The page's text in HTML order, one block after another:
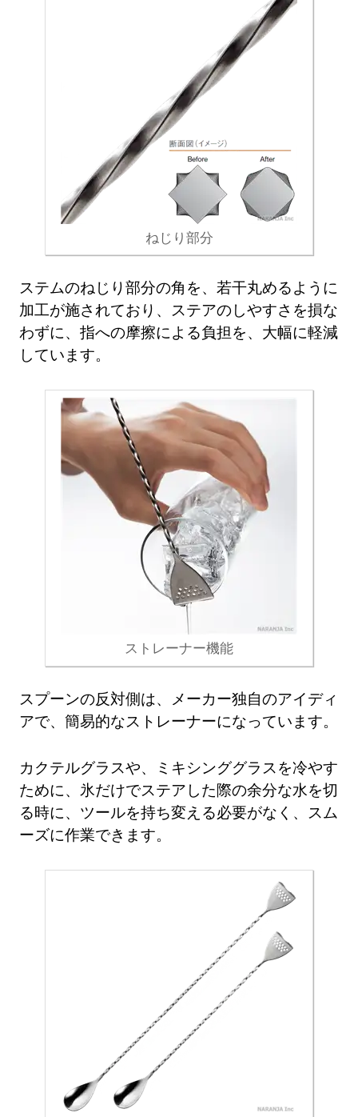
ねじり部分
ステムのねじり部分の角を、若干丸めるように
加工が施されており、ステアのしやすさを損な
わずに、指への摩擦による負担を、大幅に軽減
しています。
ストレーナー機能
スプーンの反対側は、メーカー独自のアイディ
アで、簡易的なストレーナーになっています。
カクテルグラスや、ミキシンググラスを冷やす
ために、氷だけでステアした際の余分な水を切
る時に、ツールを持ち変える必要がなく、スム
ーズに作業できます。